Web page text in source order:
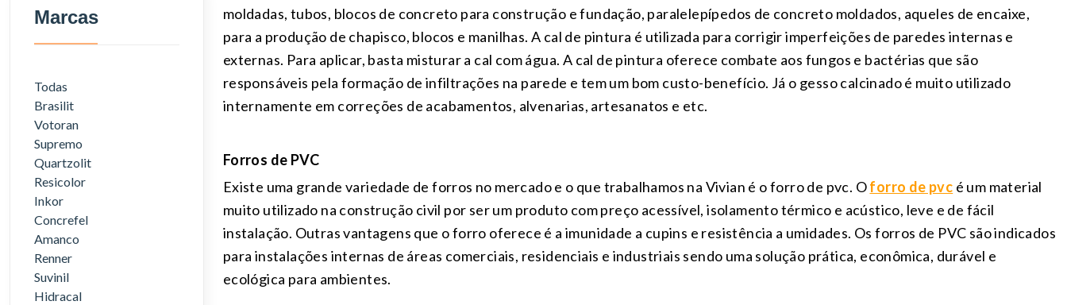
moldadas, tubos, blocos de concreto para construção e fundação, paralelepípedos de concreto moldados, aqueles de encaixe,
para a produção de chapisco, blocos e manilhas. A cal de pintura é utilizada para corrigir imperfeições de paredes internas e
externas. Para aplicar, basta misturar a cal com água. A cal de pintura oferece combate aos fungos e bactérias que são
responsáveis pela formação de infiltrações na parede e tem um bom custo-benefício. Já o gesso calcinado é muito utilizado
internamente em correções de acabamentos, alvenarias, artesanatos e etc.
Forros de PVC
Existe uma grande variedade de forros no mercado e o que trabalhamos na Vivian é o forro de pvc. Oforro de pvc é um material
muito utilizado na construção civil por ser um produto com preço acessível, isolamento térmico e acústico, leve e de fácil
instalação. Outras vantagens que o forro oferece é a imunidade a cupins e resistência a umidades. Os forros de PVC são indicados
para instalações internas de áreas comerciais, residenciais e industriais sendo uma solução prática, econômica, durável e
ecológica para ambientes.
Marcas
Todas
Brasilit
Votoran
Supremo
Quartzolit
Resicolor
Inkor
Concrefel
Amanco
Renner
Suvinil
Hidracal